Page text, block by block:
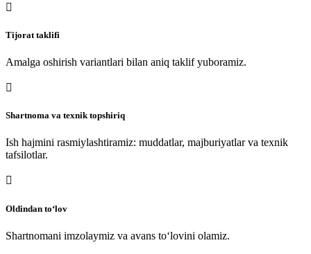

Tijorat taklifi
Amalga oshirish variantlari bilan aniq taklif yuboramiz.

Shartnoma va texnik topshiriq
Ish hajmini rasmiylashtiramiz: muddatlar, majburiyatlar va texnik
tafsilotlar.

Oldindan to‘lov
Shartnomani imzolaymiz va avans to‘lovini olamiz.